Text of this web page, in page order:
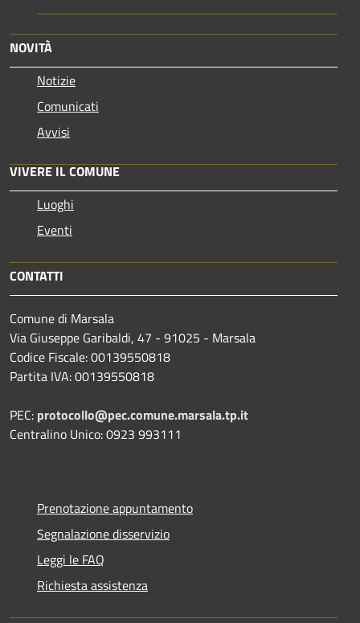
NOVITÀ
Notizie
Comunicati
Avvisi
VIVERE IL COMUNE
Luoghi
Eventi
CONTATTI
Comune di Marsala
Via Giuseppe Garibaldi, 47 - 91025 - Marsala
Codice Fiscale: 00139550818
Partita IVA: 00139550818
PEC: protocollo@pec.comune.marsala.tp.it
Centralino Unico: 0923 993111
Prenotazione appuntamento
Segnalazione disservizio
Leggi le FAQ
Richiesta assistenza